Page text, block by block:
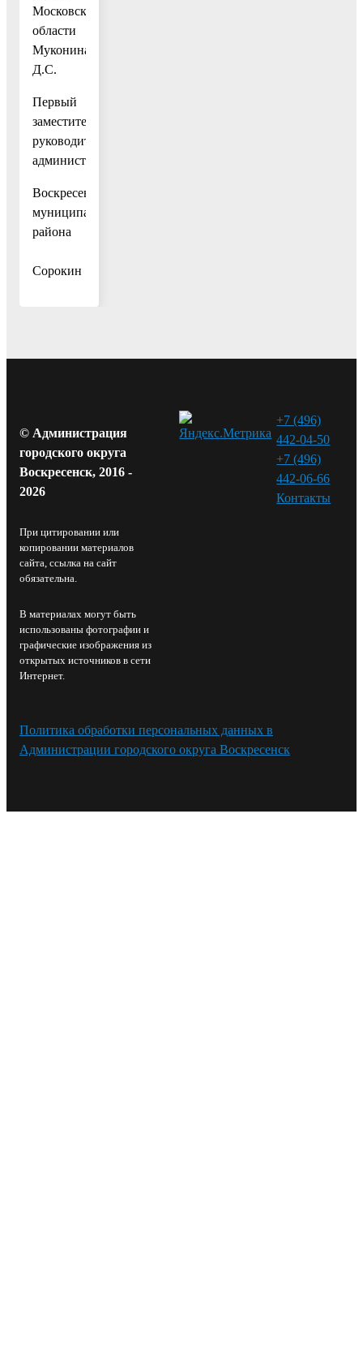
Московской
области
Муконина
Д.С.
Первый
заместитель
руководителя
администрации
Воскресенского
муниципального
района
Сорокин
© Администрация
городского округа
Воскресенск, 2016 -
2026
При цитировании или
копировании материалов
сайта, ссылка на сайт
обязательна.
В материалах могут быть
использованы фотографии и
графические изображения из
открытых источников в сети
Интернет.
+7 (496)
442-04-50
+7 (496)
442-06-66
Контакты⁠
Политика обработки персональных данных в
Администрации городского округа Воскресенск